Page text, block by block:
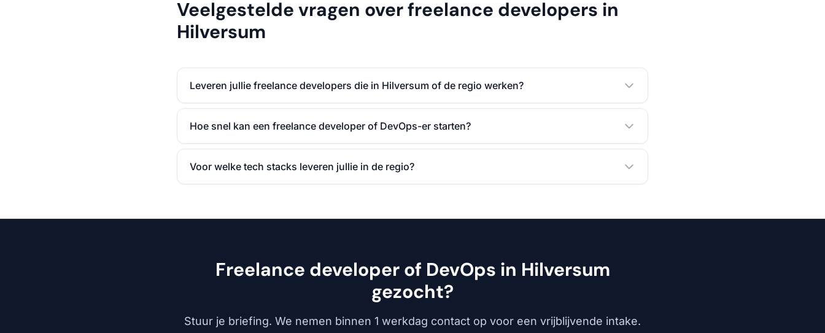
Veelgestelde vragen over freelance developers in
Hilversum
Leveren jullie freelance developers die in Hilversum of de regio werken?
Hoe snel kan een freelance developer of DevOps-er starten?
Voor welke tech stacks leveren jullie in de regio?
Freelance developer of DevOps in Hilversum
gezocht?
Stuur je briefing. We nemen binnen 1 werkdag contact op voor een vrijblijvende intake.